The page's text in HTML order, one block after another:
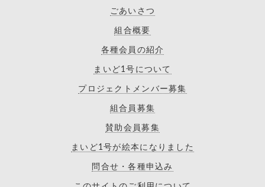
ごあいさつ
組合概要
各種会員の紹介
まいど1号について
プロジェクトメンバー募集
組合員募集
賛助会員募集
まいど1号が絵本になりました
問合せ・各種申込み